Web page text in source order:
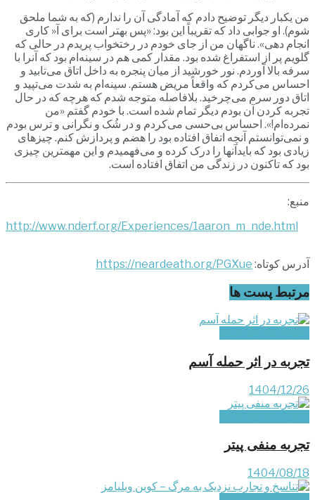
من یکبار دیگر توضیح دادم که آمادگی آن را ندارم (که به شما ملحق
شوم). او جوابی داد که تقریباً این بود: «پس بهتر است برای آ« کاری
انجام دهی». ناگهان من از جای خودم در رختخواب پریدم در حالی که
گلویم پر از استفراغ شده بود. مقدار کمی هم در سینه‌ام بود که آنرا با
سرفه بالا آوردم. نور خورشید از میان پنجره به داخل اتاق می‌تابید و
احساس می‌کردم که واقعاً مریض هستم. سینه‌ام به شدت می‌تپید و
اتاق دور سرم می‌چرخید. بلافاصله متوجه شدم که هرچه که در حال
تجربه کردن آن بودم دیگر تمام شده است. با خودم گفتم «من
نمرده‌ام!». احساس بی‌حسی می‌کردم و در شُک و نگرانی و ترس بودم
و نمی‌توانستم آنچه اتفاق افتاده بود را هضم و پردازش کنم. چیزهای
زیادی بود که بایدآنها را درک کرده و می‌فهمیدم و این مهمترین چیزی
بود که تاکنون در زندگی من اتفاق افتاده است.
منبع:
http://www.nderf.org/Experiences/1aaron_m_nde.html
آدرس کوتاه: https://neardeath.org/PGXue
مرتبط پست ها
تجربه در اثر حمله آسم
1404/12/26
تجربه منفی پیتر
1404/08/18